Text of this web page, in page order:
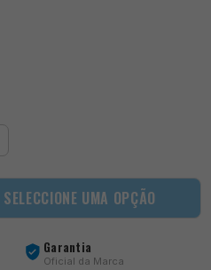
SELECCIONE UMA OPÇÃO
Garantia
Oficial da Marca